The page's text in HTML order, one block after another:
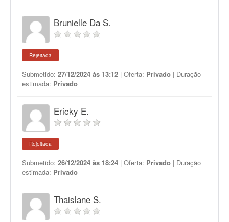
Brunielle Da S.
Rejeitada
Submetido: 27/12/2024 às 13:12 | Oferta: Privado | Duração
estimada: Privado
Ericky E.
Rejeitada
Submetido: 26/12/2024 às 18:24 | Oferta: Privado | Duração
estimada: Privado
Thaislane S.